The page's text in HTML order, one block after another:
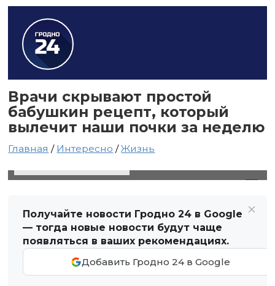
Врачи скрывают простой
бабушкин рецепт, который
вылечит наши почки за неделю
Главная / Интересно /Жизнь
Получайте новости Гродно 24 в Google
— тогда новые новости будут чаще
появляться в ваших рекомендациях.
Добавить Гродно 24 в Google